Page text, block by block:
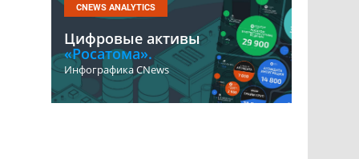
CNEWS ANALYTICS
Цифровые активы
«Росатома».
Инфографика CNews